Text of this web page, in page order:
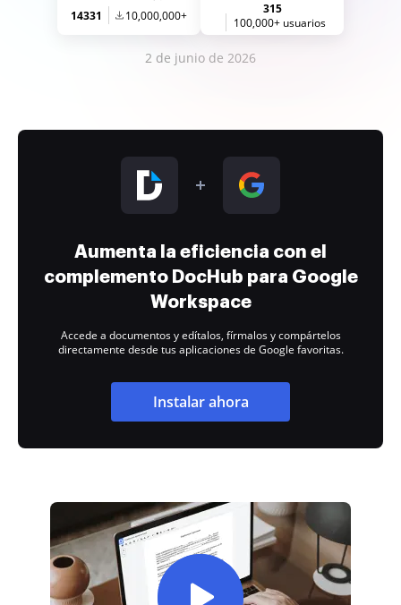
14331 10,000,000+
315
100,000+ usuarios
2 de junio de 2026
Aumenta la eficiencia con el
complemento DocHub para Google
Workspace
Accede a documentos y edítalos, fírmalos y compártelos
directamente desde tus aplicaciones de Google favoritas.
Instalar ahora